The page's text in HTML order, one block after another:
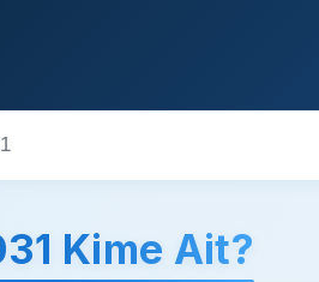
Kime Ait?